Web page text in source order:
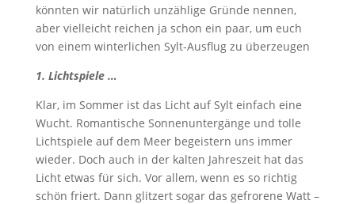
könnten wir natürlich unzählige Gründe nennen,
aber vielleicht reichen ja schon ein paar, um euch
von einem winterlichen Sylt-Ausflug zu überzeugen
1. Lichtspiele …
Klar, im Sommer ist das Licht auf Sylt einfach eine
Wucht. Romantische Sonnenuntergänge und tolle
Lichtspiele auf dem Meer begeistern uns immer
wieder. Doch auch in der kalten Jahreszeit hat das
Licht etwas für sich. Vor allem, wenn es so richtig
schön friert. Dann glitzert sogar das gefrorene Watt –